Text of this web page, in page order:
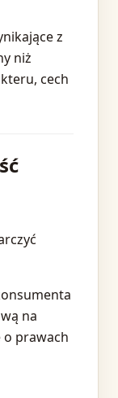
z
niż
cech
na
o prawach